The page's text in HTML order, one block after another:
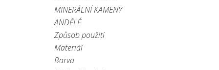
MINERÁLNÍ KAMENY
ANDĚLÉ
Způsob použití
Materiál
Barva